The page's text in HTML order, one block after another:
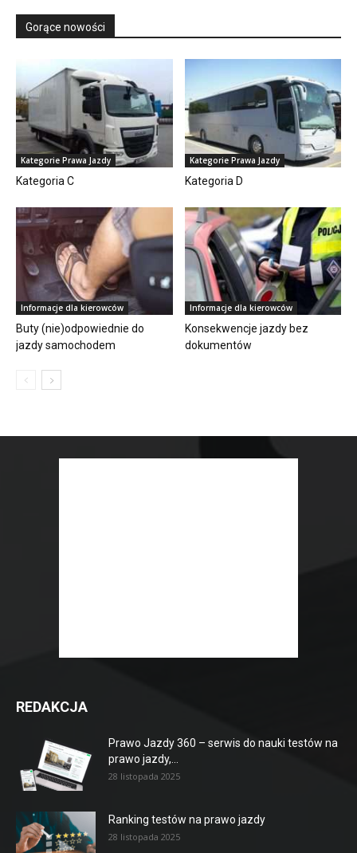
Gorące nowości
Kategorie Prawa Jazdy
Kategoria C
Kategorie Prawa Jazdy
Kategoria D
Informacje dla kierowców
Buty (nie)odpowiednie do
jazdy samochodem
Informacje dla kierowców
Konsekwencje jazdy bez
dokumentów
REDAKCJA
Prawo Jazdy 360 – serwis do nauki testów na
prawo jazdy,...
28 listopada 2025
Ranking testów na prawo jazdy
28 listopada 2025